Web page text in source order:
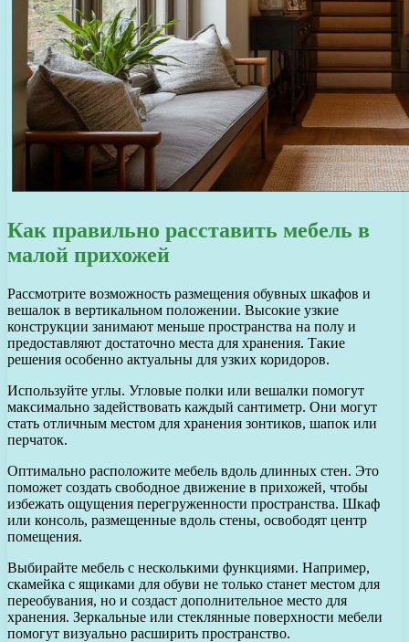
Как правильно расставить мебель в
малой прихожей
Рассмотрите возможность размещения обувных шкафов и
вешалок в вертикальном положении. Высокие узкие
конструкции занимают меньше пространства на полу и
предоставляют достаточно места для хранения. Такие
решения особенно актуальны для узких коридоров.
Используйте углы. Угловые полки или вешалки помогут
максимально задействовать каждый сантиметр. Они могут
стать отличным местом для хранения зонтиков, шапок или
перчаток.
Оптимально расположите мебель вдоль длинных стен. Это
поможет создать свободное движение в прихожей, чтобы
избежать ощущения перегруженности пространства. Шкаф
или консоль, размещенные вдоль стены, освободят центр
помещения.
Выбирайте мебель с несколькими функциями. Например,
скамейка с ящиками для обуви не только станет местом для
переобувания, но и создаст дополнительное место для
хранения. Зеркальные или стеклянные поверхности мебели
помогут визуально расширить пространство.